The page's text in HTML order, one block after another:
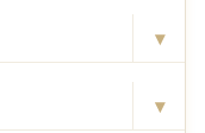
▾
▾